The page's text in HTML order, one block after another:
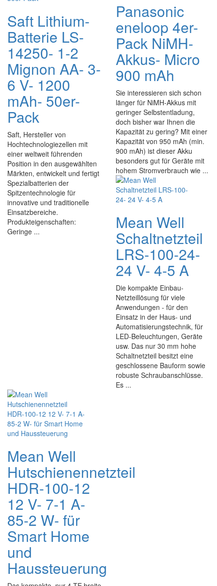
Saft Lithium-
Batterie LS-
14250- 1-2
Mignon AA- 3-
6 V- 1200
mAh- 50er-
Pack
Saft, Hersteller von
Hochtechnologiezellen mit
einer weltweit führenden
Position in den ausgewählten
Märkten, entwickelt und fertigt
Spezialbatterien der
Spitzentechnologie für
innovative und traditionelle
Einsatzbereiche.
Produkteigenschaften:
Geringe ...
Panasonic
eneloop 4er-
Pack NiMH-
Akkus- Micro
900 mAh
Sie interessieren sich schon
länger für NiMH-Akkus mit
geringer Selbstentladung,
doch bisher war Ihnen die
Kapazität zu gering? Mit einer
Kapazität von 950 mAh (min.
900 mAh) ist dieser Akku
besonders gut für Geräte mit
hohem Stromverbrauch wie ...
Mean Well
Schaltnetzteil
LRS-100-24-
24 V- 4-5 A
Die kompakte Einbau-
Netzteillösung für viele
Anwendungen - für den
Einsatz in der Haus- und
Automatisierungstechnik, für
LED-Beleuchtungen, Geräte
usw. Das nur 30 mm hohe
Schaltnetzteil besitzt eine
geschlossene Bauform sowie
robuste Schraubanschlüsse.
Es ...
Mean Well
Hutschienennetzteil
HDR-100-12
12 V- 7-1 A-
85-2 W- für
Smart Home
und
Haussteuerung